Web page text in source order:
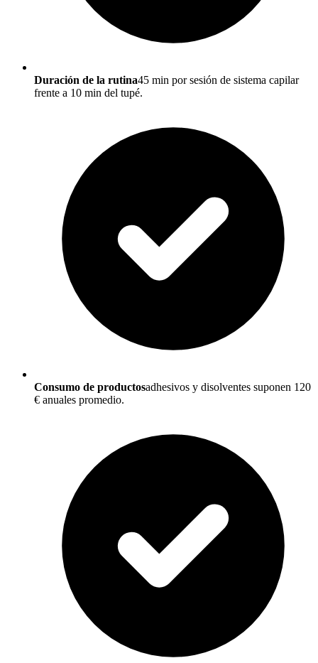
Duración de la rutina45 min por sesión de sistema capilar
frente a 10 min del tupé.
Consumo de productosadhesivos y disolventes suponen 120
€ anuales promedio.